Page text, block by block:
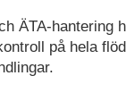
ÄTA-hantering
på hela